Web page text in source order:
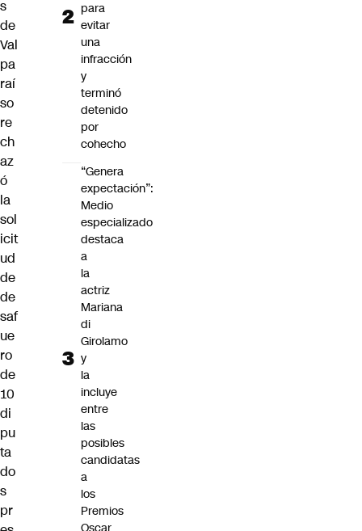
s
de
Val
pa
raí
so
re
ch
az
ó
la
sol
icit
ud
de
de
saf
ue
ro
de
10
di
pu
ta
do
s
pr
para
evitar
una
infracción
y
terminó
detenido
por
cohecho
“Genera
expectación”:
Medio
especializado
destaca
a
la
actriz
Mariana
di
Girolamo
y
la
incluye
entre
las
posibles
candidatas
a
los
Premios
Oscar